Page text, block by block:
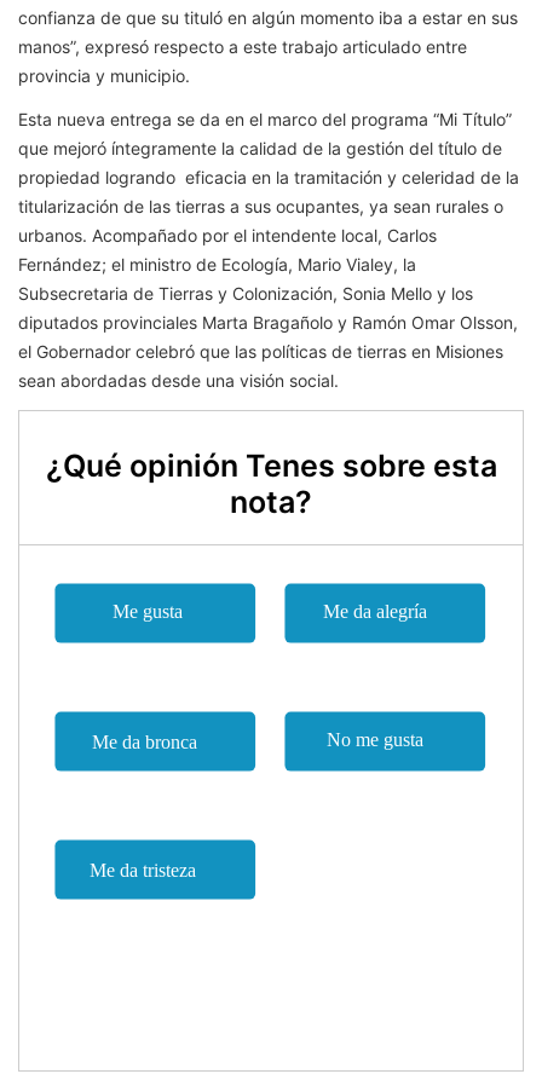
confianza de que su tituló en algún momento iba a estar en sus
manos”, expresó respecto a este trabajo articulado entre
provincia y municipio.
Esta nueva entrega se da en el marco del programa “Mi Título”
que mejoró íntegramente la calidad de la gestión del título de
propiedad logrando eficacia en la tramitación y celeridad de la
titularización de las tierras a sus ocupantes, ya sean rurales o
urbanos. Acompañado por el intendente local, Carlos
Fernández; el ministro de Ecología, Mario Vialey, la
Subsecretaria de Tierras y Colonización, Sonia Mello y los
diputados provinciales Marta Bragañolo y Ramón Omar Olsson,
el Gobernador celebró que las políticas de tierras en Misiones
sean abordadas desde una visión social.
¿Qué opinión Tenes sobre esta
nota?